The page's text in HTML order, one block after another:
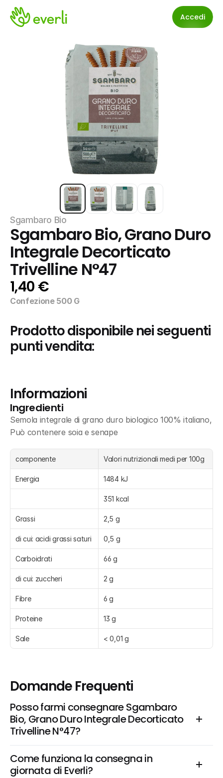
Accedi
Sgambaro Bio
Sgambaro Bio, Grano Duro
Integrale Decorticato
Trivelline N°47
1,40 €
Confezione 500 G
Prodotto disponibile nei seguenti
punti vendita:
Informazioni
Ingredienti
Semola integrale di grano duro biologico 100% italiano,
Può contenere soia e senape
componente Valori nutrizionali medi per 100g
Energia 1484 kJ
351 kcal
Grassi 2,5 g
di cui: acidi grassi saturi 0,5 g
Carboidrati 66 g
di cui: zuccheri 2 g
Fibre 6 g
Proteine 13 g
Sale < 0,01 g
Domande Frequenti
Posso farmi consegnare Sgambaro
Bio, Grano Duro Integrale Decorticato
Trivelline N°47?
Come funziona la consegna in
giornata di Everli?